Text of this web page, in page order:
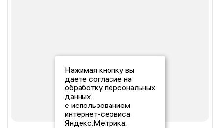
Нажимая кнопку вы
даете согласие на
обработку персональных
данных
с использованием
интернет-сервиса
Яндекс.Метрика,